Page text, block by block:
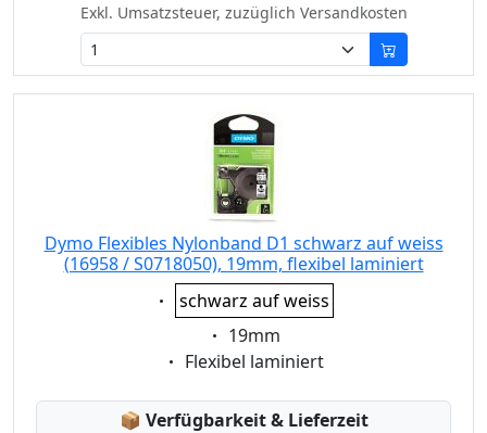
Exkl. Umsatzsteuer, zuzüglich Versandkosten
Dymo Flexibles Nylonband D1 schwarz auf weiss
(16958 / S0718050), 19mm, flexibel laminiert
Eigenschaft:
schwarz auf weiss
Eigenschaft:
19mm
Eigenschaft:
Flexibel laminiert
📦 Lagerstatus:
Verfügbarkeit & Lieferzeit